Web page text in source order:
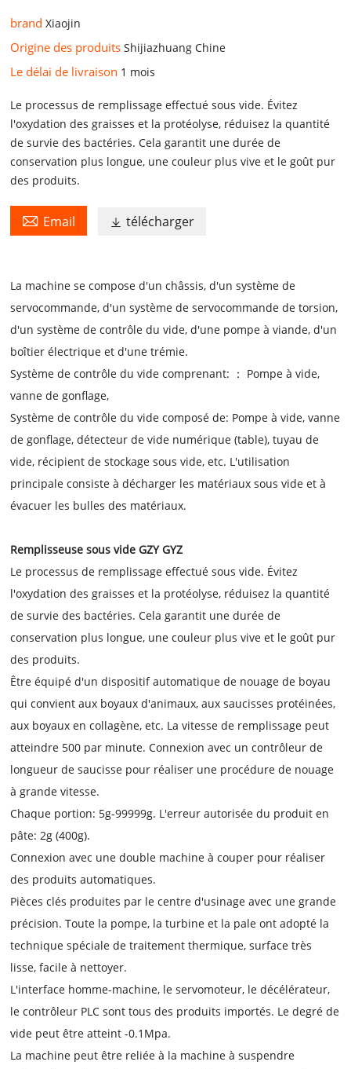
brandXiaojin
Origine des produitsShijiazhuang Chine
Le délai de livraison 1 mois
Le processus de remplissage effectué sous vide. Évitez
l'oxydation des graisses et la protéolyse, réduisez la quantité
de survie des bactéries. Cela garantit une durée de
conservation plus longue, une couleur plus vive et le goût pur
des produits.
 Email  télécharger
La machine se compose d'un châssis, d'un système de
servocommande, d'un système de servocommande de torsion,
d'un système de contrôle du vide, d'une pompe à viande, d'un
boîtier électrique et d'une trémie.
Système de contrôle du vide comprenant: ： Pompe à vide,
vanne de gonflage,
Système de contrôle du vide composé de: Pompe à vide, vanne
de gonflage, détecteur de vide numérique (table), tuyau de
vide, récipient de stockage sous vide, etc. L'utilisation
principale consiste à décharger les matériaux sous vide et à
évacuer les bulles des matériaux.
Remplisseuse sous vide GZY GYZ
Le processus de remplissage effectué sous vide. Évitez
l'oxydation des graisses et la protéolyse, réduisez la quantité
de survie des bactéries. Cela garantit une durée de
conservation plus longue, une couleur plus vive et le goût pur
des produits.
Être équipé d'un dispositif automatique de nouage de boyau
qui convient aux boyaux d'animaux, aux saucisses protéinées,
aux boyaux en collagène, etc. La vitesse de remplissage peut
atteindre 500 par minute. Connexion avec un contrôleur de
longueur de saucisse pour réaliser une procédure de nouage
à grande vitesse.
Chaque portion: 5g-99999g. L'erreur autorisée du produit en
pâte: 2g (400g).
Connexion avec une double machine à couper pour réaliser
des produits automatiques.
Pièces clés produites par le centre d'usinage avec une grande
précision. Toute la pompe, la turbine et la pale ont adopté la
technique spéciale de traitement thermique, surface très
lisse, facile à nettoyer.
L'interface homme-machine, le servomoteur, le décélérateur,
le contrôleur PLC sont tous des produits importés. Le degré de
vide peut être atteint -0.1Mpa.
La machine peut être reliée à la machine à suspendre